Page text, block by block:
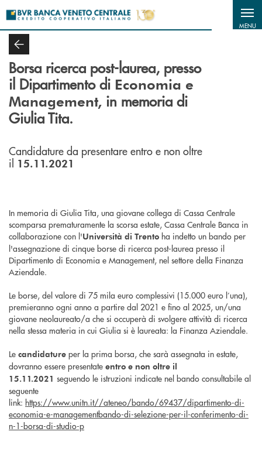
MENU
Borsa ricerca post-laurea, presso
il Dipartimento di Economia e
Management, in memoria di
Giulia Tita.
Candidature da presentare entro e non oltre
il 15.11.2021
In memoria di Giulia Tita, una giovane collega di Cassa Centrale
scomparsa prematuramente la scorsa estate, Cassa Centrale Banca in
collaborazione con l'Università di Trento ha indetto un bando per
l'assegnazione di cinque borse di ricerca post-laurea presso il
Dipartimento di Economia e Management, nel settore della Finanza
Aziendale.
Le borse, del valore di 75 mila euro complessivi (15.000 euro l’una),
premieranno ogni anno a partire dal 2021 e fino al 2025, un/una
giovane neolaureato/a che si occuperà di svolgere attività di ricerca
nella stessa materia in cui Giulia si è laureata: la Finanza Aziendale.
Le candidature per la prima borsa, che sarà assegnata in estate,
dovranno essere presentate entro e non oltre il
15.11.2021 seguendo le istruzioni indicate nel bando consultabile al
seguente
link: https://www.unitn.it//ateneo/bando/69437/dipartimento-di-
economia-e-managementbando-di-selezione-per-il-conferimento-di-
n-1-borsa-di-studio-p